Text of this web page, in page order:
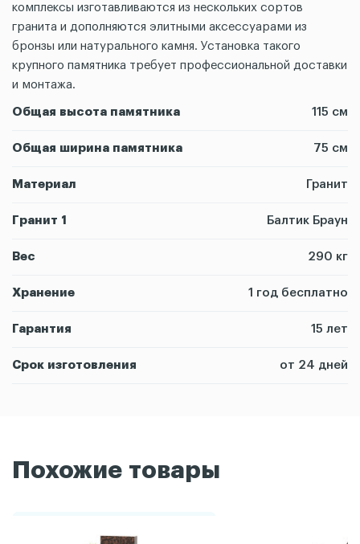
комплексы изготавливаются из нескольких сортов
гранита и дополняются элитными аксессуарами из
бронзы или натурального камня. Установка такого
крупного памятника требует профессиональной доставки
и монтажа.
Общая высота памятника 115 см
Общая ширина памятника 75 см
Материал Гранит
Гранит 1 Балтик Браун
Вес 290 кг
Хранение 1 год бесплатно
Гарантия 15 лет
Срок изготовления от 24 дней
Похожие товары